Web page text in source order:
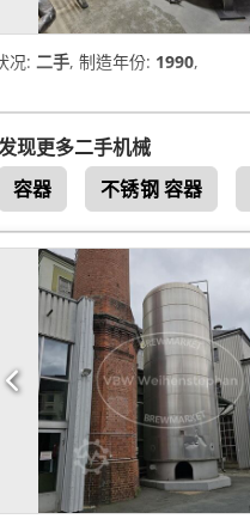
况: 二手, 制造年份: 1990,
现更多二手机械
容器
不锈钢 容器